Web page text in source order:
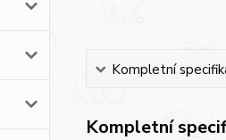
Kompletní
Kompletní